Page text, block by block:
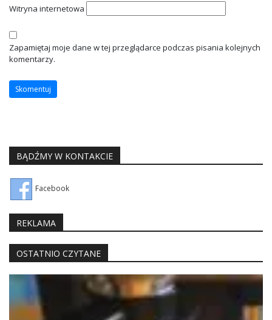
Witryna internetowa
Zapamiętaj moje dane w tej przeglądarce podczas pisania kolejnych
komentarzy.
BĄDŹMY W KONTAKCIE
Facebook
REKLAMA
OSTATNIO CZYTANE